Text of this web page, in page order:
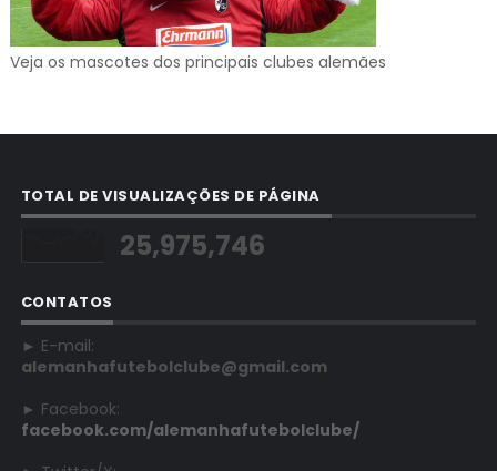
Veja os mascotes dos principais clubes alemães
TOTAL DE VISUALIZAÇÕES DE PÁGINA
25,975,746
CONTATOS
► E-mail:
alemanhafutebolclube@gmail.com
► Facebook:
facebook.com/alemanhafutebolclube/